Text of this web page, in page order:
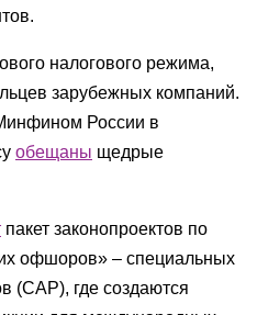
налогового режима,
зарубежных компаний.
России в
обещаны щедрые
пакет законопроектов по
офшоров» – специальных
(САР), где создаются